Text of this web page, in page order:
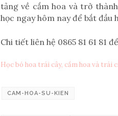
tảng về cắm hoa và trở
học ngay hôm nay để bắt đầu
Chi tiết liên hệ 0865 81 61 81
Học bó hoa trái cây, cắm hoa và trái
CAM-HOA-SU-KIEN